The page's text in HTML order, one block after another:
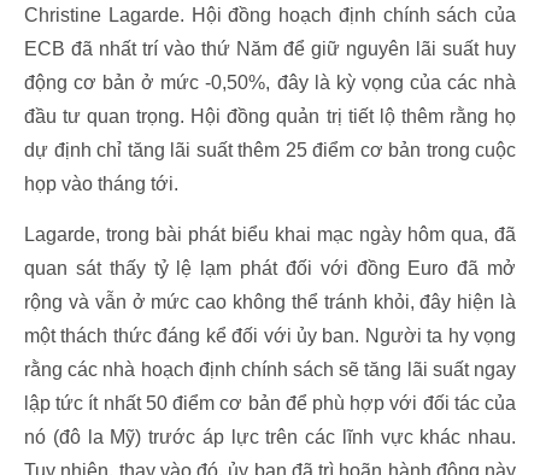
Christine Lagarde. Hội đồng hoạch định chính sách của
ECB đã nhất trí vào thứ Năm để giữ nguyên lãi suất huy
động cơ bản ở mức -0,50%, đây là kỳ vọng của các nhà
đầu tư quan trọng. Hội đồng quản trị tiết lộ thêm rằng họ
dự định chỉ tăng lãi suất thêm 25 điểm cơ bản trong cuộc
họp vào tháng tới.
Lagarde, trong bài phát biểu khai mạc ngày hôm qua, đã
quan sát thấy tỷ lệ lạm phát đối với đồng Euro đã mở
rộng và vẫn ở mức cao không thể tránh khỏi, đây hiện là
một thách thức đáng kể đối với ủy ban. Người ta hy vọng
rằng các nhà hoạch định chính sách sẽ tăng lãi suất ngay
lập tức ít nhất 50 điểm cơ bản để phù hợp với đối tác của
nó (đô la Mỹ) trước áp lực trên các lĩnh vực khác nhau.